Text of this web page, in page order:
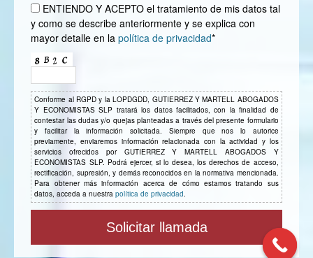
ENTIENDO Y ACEPTO el tratamiento de mis datos tal
y como se describe anteriormente y se explica con
mayor detalle en lapolítica de privacidad*
Conforme al RGPD y la LOPDGDD, GUTIERREZ Y MARTELL ABOGADOS
Y ECONOMISTAS SLP tratará los datos facilitados, con la finalidad de
contestar las dudas y/o quejas planteadas a través del presente formulario
y facilitar la información solicitada. Siempre que nos lo autorice
previamente, enviaremos información relacionada con la actividad y los
servicios ofrecidos por GUTIERREZ Y MARTELL ABOGADOS Y
ECONOMISTAS SLP. Podrá ejercer, si lo desea, los derechos de acceso,
rectificación, supresión, y demás reconocidos en la normativa mencionada.
Para obtener más información acerca de cómo estamos tratando sus
datos, acceda a nuestrapolítica de privacidad.